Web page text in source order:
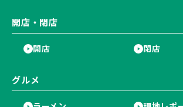
開店・閉店
開店 閉店
グルメ